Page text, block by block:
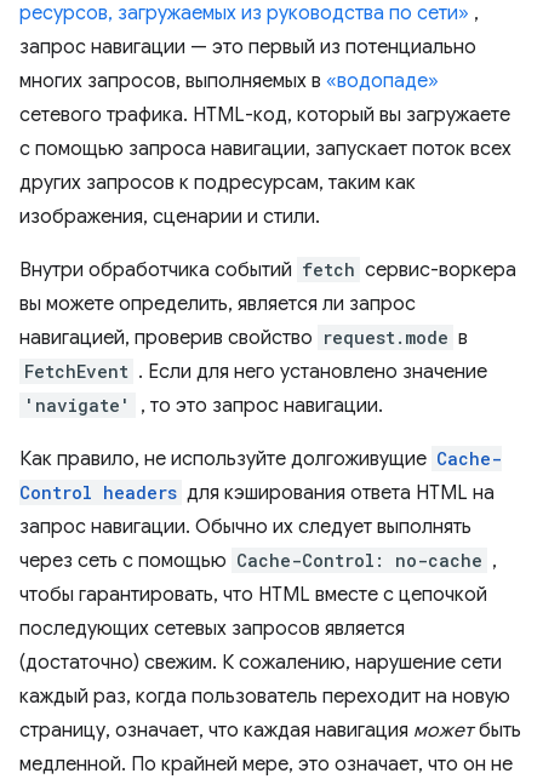
ресурсов, загружаемых из руководства по сети» ,
запрос навигации — это первый из потенциально
многих запросов, выполняемых в «водопаде»
сетевого трафика. HTML-код, который вы загружаете
с помощью запроса навигации, запускает поток всех
других запросов к подресурсам, таким как
изображения, сценарии и стили.
Внутри обработчика событий fetch сервис-воркера
вы можете определить, является ли запрос
навигацией, проверив свойство request.mode в
FetchEvent . Если для него установлено значение
'navigate' , то это запрос навигации.
Как правило, не используйте долгоживущие Cache-
Control headers для кэширования ответа HTML на
запрос навигации. Обычно их следует выполнять
через сеть с помощью Cache-Control: no-cache ,
чтобы гарантировать, что HTML вместе с цепочкой
последующих сетевых запросов является
(достаточно) свежим. К сожалению, нарушение сети
каждый раз, когда пользователь переходит на новую
страницу, означает, что каждая навигация можетбыть
медленной. По крайней мере, это означает, что он не